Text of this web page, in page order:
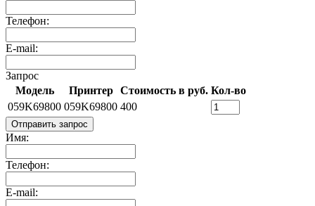
Телефон:
E-mail:
Запрос
Модель
Принтер Стоимость в руб. Кол-во
059K69800 059K69800 400
Отправить запрос
Имя:
Телефон:
E-mail: